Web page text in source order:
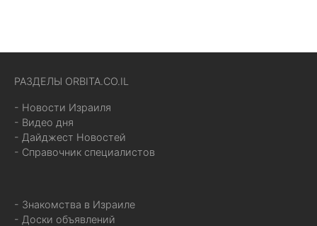
РАЗДЕЛЫ ORBITA.CO.IL
- Новости Израиля
- Видео дня
- Дайджест Новостей
- Справочник специалистов
- Знакомства в Израиле
- Доски объявлений